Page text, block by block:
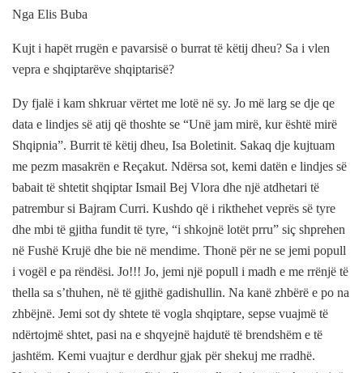
Nga Elis Buba
Kujt i hapët rrugën e pavarsisë o burrat të këtij dheu? Sa i vlen
vepra e shqiptarëve shqiptarisë?
Dy fjalë i kam shkruar vërtet me lotë në sy. Jo më larg se dje qe
data e lindjes së atij që thoshte se “Unë jam mirë, kur është mirë
Shqipnia”. Burrit të këtij dheu, Isa Boletinit. Sakaq dje kujtuam
me pezm masakrën e Reçakut. Ndërsa sot, kemi datën e lindjes së
babait të shtetit shqiptar Ismail Bej Vlora dhe një atdhetari të
patrembur si Bajram Curri. Kushdo që i rikthehet veprës së tyre
dhe mbi të gjitha fundit të tyre, “i shkojnë lotët prru” siç shprehen
në Fushë Krujë dhe bie në mendime. Thonë për ne se jemi popull
i vogël e pa rëndësi. Jo!!! Jo, jemi një popull i madh e me rrënjë të
thella sa s’thuhen, në të gjithë gadishullin. Na kanë zhbërë e po na
zhbëjnë. Jemi sot dy shtete të vogla shqiptare, sepse vuajmë të
ndërtojmë shtet, pasi na e shqyejnë hajdutë të brendshëm e të
jashtëm. Kemi vuajtur e derdhur gjak për shekuj me rradhë.